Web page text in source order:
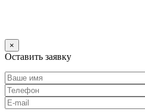
×
Оставить заявку